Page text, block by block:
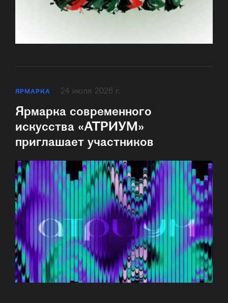
ЯРМАРКА 24 июля 2026 г.
Ярмарка современного
искусства «АТРИУМ»
приглашает участников